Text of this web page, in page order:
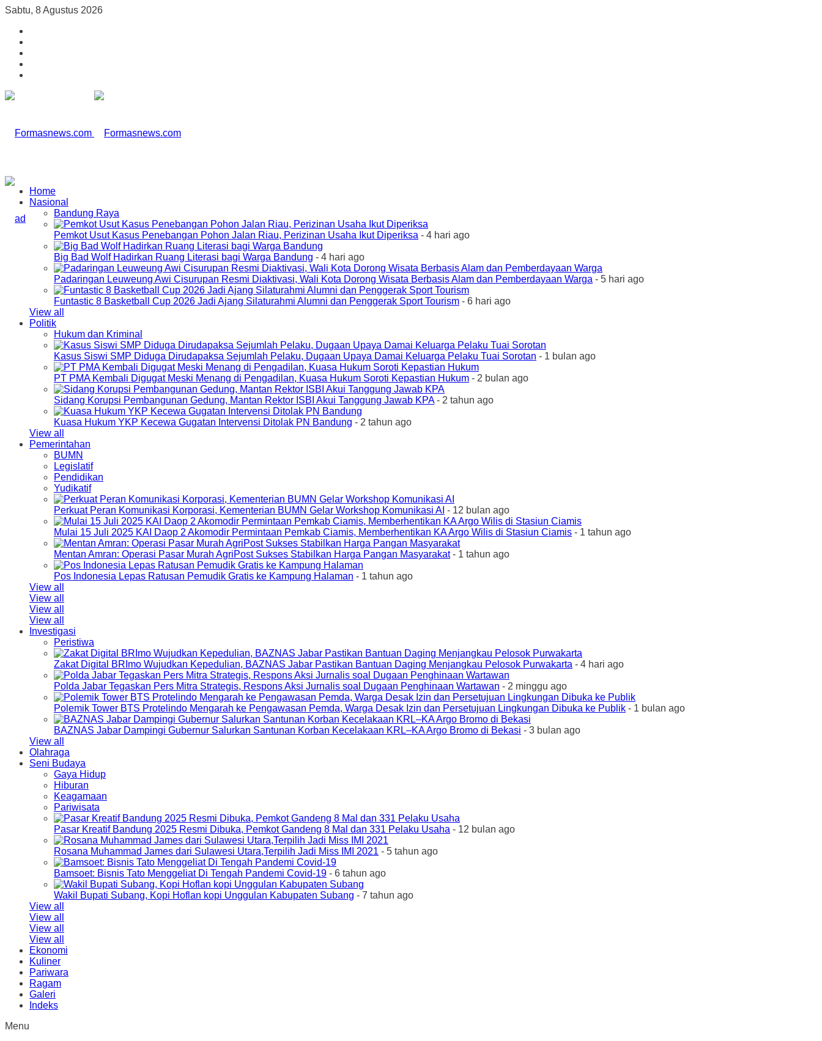
Sabtu, 8 Agustus 2026
Home
Nasional
Bandung Raya
Pemkot Usut Kasus Penebangan Pohon Jalan Riau, Perizinan Usaha Ikut Diperiksa - 4 hari ago
Big Bad Wolf Hadirkan Ruang Literasi bagi Warga Bandung - 4 hari ago
Padaringan Leuweung Awi Cisurupan Resmi Diaktivasi, Wali Kota Dorong Wisata Berbasis Alam dan Pemberdayaan Warga - 5 hari ago
Funtastic 8 Basketball Cup 2026 Jadi Ajang Silaturahmi Alumni dan Penggerak Sport Tourism - 6 hari ago
View all
Politik
Hukum dan Kriminal
Kasus Siswi SMP Diduga Dirudapaksa Sejumlah Pelaku, Dugaan Upaya Damai Keluarga Pelaku Tuai Sorotan - 1 bulan ago
PT PMA Kembali Digugat Meski Menang di Pengadilan, Kuasa Hukum Soroti Kepastian Hukum - 2 bulan ago
Sidang Korupsi Pembangunan Gedung, Mantan Rektor ISBI Akui Tanggung Jawab KPA- 2 tahun ago
Kuasa Hukum YKP Kecewa Gugatan Intervensi Ditolak PN Bandung - 2 tahun ago
View all
Pemerintahan
BUMN
Legislatif
Pendidikan
Yudikatif
Perkuat Peran Komunikasi Korporasi, Kementerian BUMN Gelar Workshop Komunikasi AI - 12 bulan ago
Mulai 15 Juli 2025 KAI Daop 2 Akomodir Permintaan Pemkab Ciamis, Memberhentikan KA Argo Wilis di Stasiun Ciamis - 1 tahun ago
Mentan Amran: Operasi Pasar Murah AgriPost Sukses Stabilkan Harga Pangan Masyarakat- 1 tahun ago
Pos Indonesia Lepas Ratusan Pemudik Gratis ke Kampung Halaman - 1 tahun ago
View all
View all
View all
View all
Investigasi
Peristiwa
Zakat Digital BRImo Wujudkan Kepedulian, BAZNAS Jabar Pastikan Bantuan Daging Menjangkau Pelosok Purwakarta - 4 hari ago
Polda Jabar Tegaskan Pers Mitra Strategis, Respons Aksi Jurnalis soal Dugaan Penghinaan Wartawan - 2 minggu ago
Polemik Tower BTS Protelindo Mengarah ke Pengawasan Pemda, Warga Desak Izin dan Persetujuan Lingkungan Dibuka ke Publik - 1 bulan ago
BAZNAS Jabar Dampingi Gubernur Salurkan Santunan Korban Kecelakaan KRL–KA Argo Bromo di Bekasi - 3 bulan ago
View all
Olahraga
Seni Budaya
Gaya Hidup
Hiburan
Keagamaan
Pariwisata
Pasar Kreatif Bandung 2025 Resmi Dibuka, Pemkot Gandeng 8 Mal dan 331 Pelaku Usaha - 12 bulan ago
Rosana Muhammad James dari Sulawesi Utara,Terpilih Jadi Miss IMI 2021 - 5 tahun ago
Bamsoet: Bisnis Tato Menggeliat Di Tengah Pandemi Covid-19 - 6 tahun ago
Wakil Bupati Subang, Kopi Hoflan kopi Unggulan Kabupaten Subang - 7 tahun ago
View all
View all
View all
View all
Ekonomi
Kuliner
Pariwara
Ragam
Galeri
Indeks
Menu